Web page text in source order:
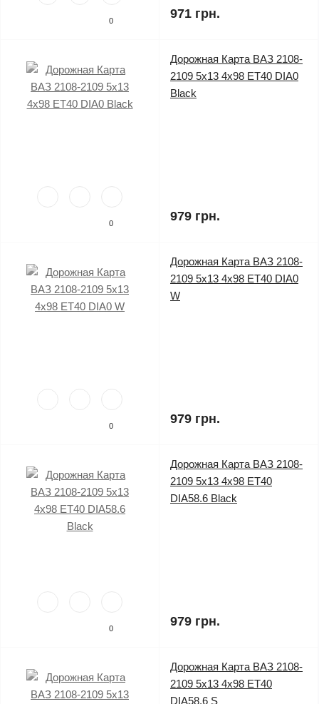
0 971 грн.
0
Дорожная Карта ВАЗ 2108-
2109 5x13 4x98 ET40 DIA0
Black
979 грн.
0
Дорожная Карта ВАЗ 2108-
2109 5x13 4x98 ET40 DIA0
W
979 грн.
0
Дорожная Карта ВАЗ 2108-
2109 5x13 4x98 ET40
DIA58.6 Black
979 грн.
Дорожная Карта ВАЗ 2108-
2109 5x13 4x98 ET40
DIA58.6 S